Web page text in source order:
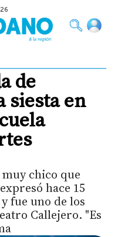
de
siesta en
chico que
hace 15
fue uno de los
Callejero. "Es